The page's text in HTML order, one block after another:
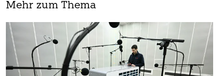
Mehr zum Thema